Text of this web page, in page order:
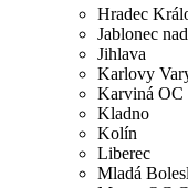
Hradec
Jablonec
Jihlava
Karlovy
Karviná OC
Kladno
Kolín
Liberec
Mladá